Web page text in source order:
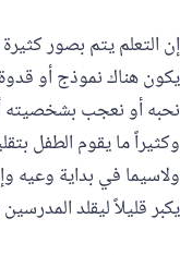
إن التعلم يتم بصور كثيرة
يكون هناك نموذج أو
نحبه أو نعجب بشخصيته
وكثيراً ما يقوم الطفل
ولاسيما في بداية وعيه
يكبر قليلاً ليقلد